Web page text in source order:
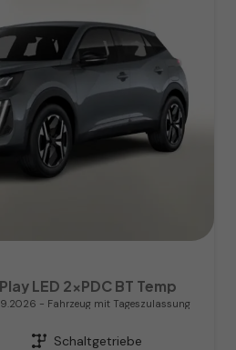
LED 2xPDC BT Temp
Fahrzeug mit Tageszulassung
Getriebe Schaltgetriebe